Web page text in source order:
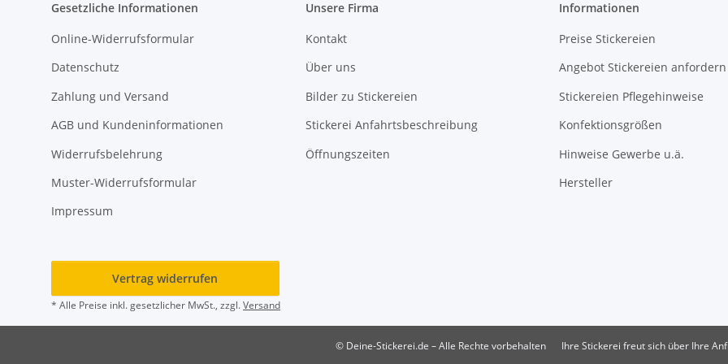
Gesetzliche Informationen
Online-Widerrufsformular
Datenschutz
Zahlung und Versand
AGB und Kundeninformationen
Widerrufsbelehrung
Muster-Widerrufsformular
Impressum
Unsere Firma
Kontakt
Über uns
Bilder zu Stickereien
Stickerei Anfahrtsbeschreibung
Öffnungszeiten
Informationen
Preise Stickereien
Angebot Stickereien anfordern
Stickereien Pflegehinweise
Konfektionsgrößen
Hinweise Gewerbe u.ä.
Hersteller
Vertrag widerrufen
* Alle Preise inkl. gesetzlicher MwSt., zzgl.Versand
© Deine-Stickerei.de – Alle Rechte vorbehalten Ihre Stickerei freut sich über Ihre